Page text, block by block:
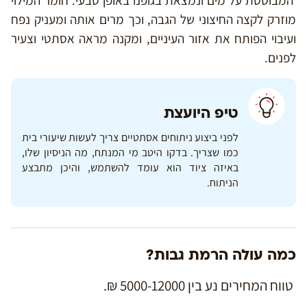
מוזרק לקצה החיצוני של הגבה, וכך מרים אותה ומעניק נפח
ועיבוי הפותח את אזור העיניים, ומקנה מראה אסתטי וצעיר
לפנים.
טיפ היועצת
לפני ביצוע ניתוחים אסתטיים צריך לעשות שיעורי בית
כמו שצריך. בדקו היטב מי המנתח, מה הניסיון שלו,
באיזה ציוד הוא עומד להשתמש, והיכן מתבצע
הניתוח.
כמה עולה הרמת גבות?
טווח המחירים נע בין 5000-12000 ₪.